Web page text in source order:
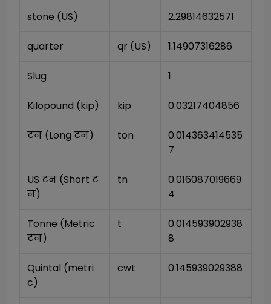
stone (US) 2.29814632571
quarter qr (US) 1.14907316286
Slug 1
Kilopound (kip) kip 0.03217404856
टन (Long टन) ton
0.014363414535
7
US टन (Short ट
न)
tn
0.016087019669
4
Tonne (Metric
टन)
t
0.014593902938
8
Quintal (metri
c)
cwt 0.145939029388